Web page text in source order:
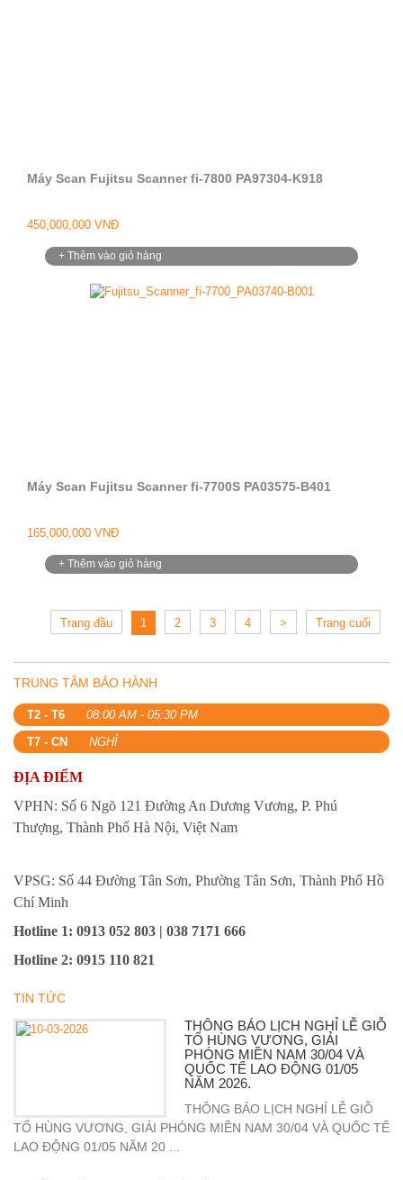
Máy Scan Fujitsu Scanner fi-7800 PA97304-K918
450,000,000 VNĐ
+ Thêm vào giỏ hàng
Máy Scan Fujitsu Scanner fi-7700S PA03575-B401
165,000,000 VNĐ
+ Thêm vào giỏ hàng
Trang đầu 1 2 3 4 > Trang cuối
TRUNG TÂM BẢO HÀNH
T2 - T6
08:00 AM - 05:30 PM
T7 - CN
NGHỈ
ĐỊA ĐIỂM
VPHN: Số 6 Ngõ 121 Đường An Dương Vương, P. Phú
Thượng, Thành Phố Hà Nội, Việt Nam
VPSG: Số 44 Đường Tân Sơn, Phường Tân Sơn, Thành Phố Hồ
Chí Minh
Hotline 1: 0913 052 803 | 038 7171 666
Hotline 2: 0915 110 821
TIN TỨC
THÔNG BÁO LỊCH NGHỈ LỄ GIỖ
TỔ HÙNG VƯƠNG, GIẢI
PHÓNG MIỀN NAM 30/04 VÀ
QUỐC TẾ LAO ĐỘNG 01/05
NĂM 2026.
THÔNG BÁO LỊCH NGHỈ LỄ GIỖ
TỔ HÙNG VƯƠNG, GIẢI PHÓNG MIỀN NAM 30/04 VÀ QUỐC TẾ
LAO ĐỘNG 01/05 NĂM 20 ...